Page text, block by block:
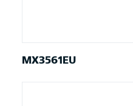
MX3561EU